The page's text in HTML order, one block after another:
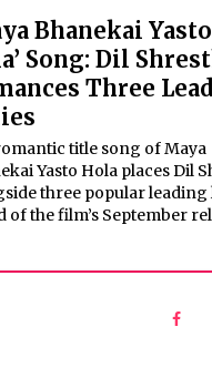
Bhanekai Yasto
Song: Dil
Three
title song of Maya
Yasto Hola places Dil
three popular leading
of the film’s September